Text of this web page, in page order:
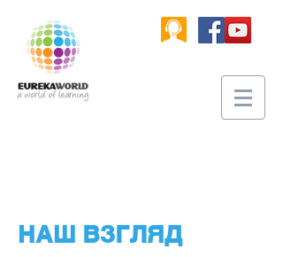
НАШ ВЗГЛЯД